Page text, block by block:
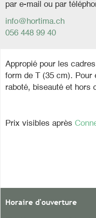
par e-mail ou par
info@hortima.ch
056 448 99 40
Appropié pour les
form de T (35 cm). Pour
raboté, biseauté et hors
Prix visibles après
Horaire d'ouverture